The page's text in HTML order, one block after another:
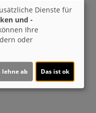
ansehen)
laden?
Dienste für
und -
Ihre
oder
lehne ab Das ist ok